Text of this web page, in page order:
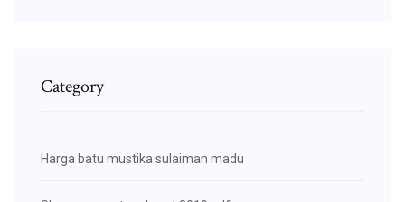
Category
Harga batu mustika sulaiman madu